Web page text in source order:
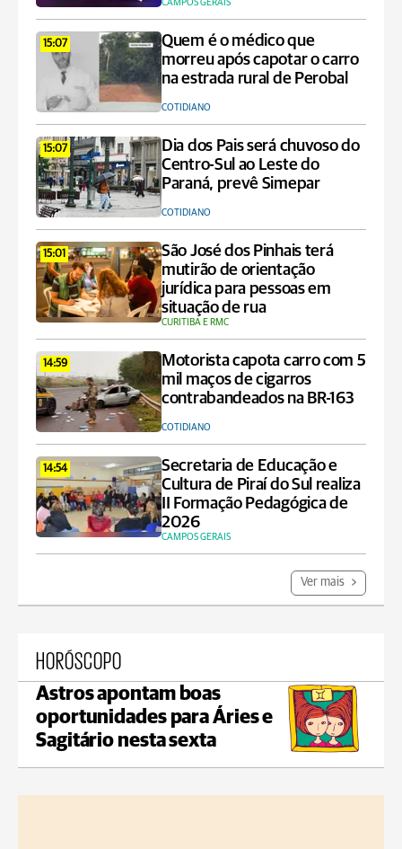
CAMPOS GERAIS
15:07
Quem é o médico que
morreu após capotar o carro
na estrada rural de Perobal
COTIDIANO
15:07
Dia dos Pais será chuvoso do
Centro-Sul ao Leste do
Paraná, prevê Simepar
COTIDIANO
15:01
São José dos Pinhais terá
mutirão de orientação
jurídica para pessoas em
situação de rua
CURITIBA E RMC
14:59
Motorista capota carro com 5
mil maços de cigarros
contrabandeados na BR-163
COTIDIANO
14:54
Secretaria de Educação e
Cultura de Piraí do Sul realiza
II Formação Pedagógica de
2026
CAMPOS GERAIS
Ver mais
HORÓSCOPO
Astros apontam boas
oportunidades para Áries e
Sagitário nesta sexta